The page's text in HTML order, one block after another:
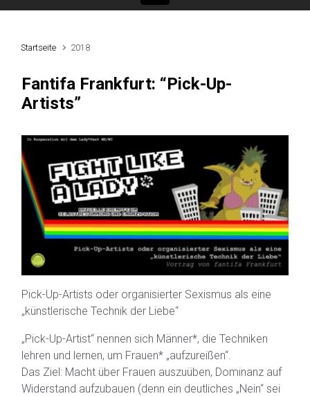
Startseite 2018
Fantifa Frankfurt: “Pick-Up-
Artists”
Pick-Up-Artists oder organisierter Sexismus als eine
„künstlerische Technik der Liebe“
„Pick-Up-Artist“ nennen sich Männer*, die Techniken
lehren und lernen, um Frauen* „aufzureißen“.
Das Ziel: Macht über Frauen auszuüben, Dominanz auf
Widerstand aufzubauen (denn ein deutliches „Nein“ sei